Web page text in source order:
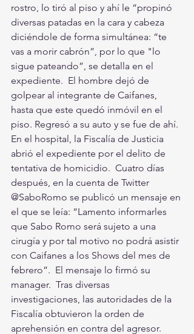
rostro, lo tiró al piso y ahí le “propinó
diversas patadas en la cara y cabeza
diciéndole de forma simultánea: “te
vas a morir cabrón”, por lo que "lo
sigue pateando”, se detalla en el
expediente.  El hombre dejó de
golpear al integrante de Caifanes,
hasta que este quedó inmóvil en el
piso. Regresó a su auto y se fue de ahí.
En el hospital, la Fiscalía de Justicia
abrió el expediente por el delito de
tentativa de homicidio.  Cuatro días
después, en la cuenta de Twitter
@SaboRomo se publicó un mensaje en
el que se leía: “Lamento informarles
que Sabo Romo será sujeto a una
cirugía y por tal motivo no podrá asistir
con Caifanes a los Shows del mes de
febrero”.  El mensaje lo firmó su
manager.  Tras diversas
investigaciones, las autoridades de la
Fiscalía obtuvieron la orden de
aprehensión en contra del agresor.